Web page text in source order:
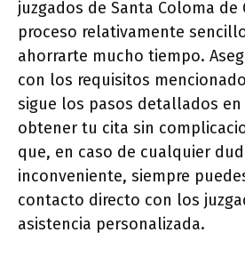
juzgados de Santa Coloma de
proceso relativamente
ahorrarte mucho tiempo.
con los requisitos
sigue los pasos detallados
obtener tu cita sin
que, en caso de cualquier
inconveniente, siempre
contacto directo con los
asistencia personalizada.